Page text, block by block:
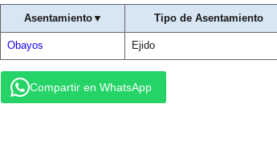
Asentamiento▼ Tipo de Asentamiento
Obayos Ejido
Compartir en WhatsApp